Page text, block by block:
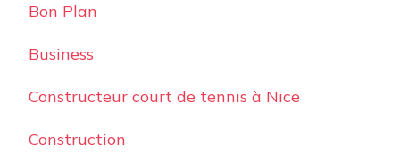
Bon Plan
Business
Constructeur court de tennis à Nice
Construction